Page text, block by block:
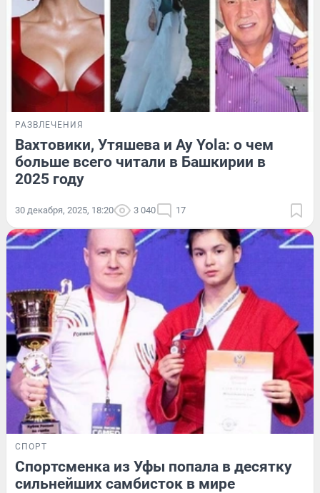
РАЗВЛЕЧЕНИЯ
Вахтовики, Утяшева и Ay Yola: о чем
больше всего читали в Башкирии в
2025 году
30 декабря, 2025, 18:20 3 040 17
СПОРТ
Спортсменка из Уфы попала в десятку
сильнейших самбисток в мире